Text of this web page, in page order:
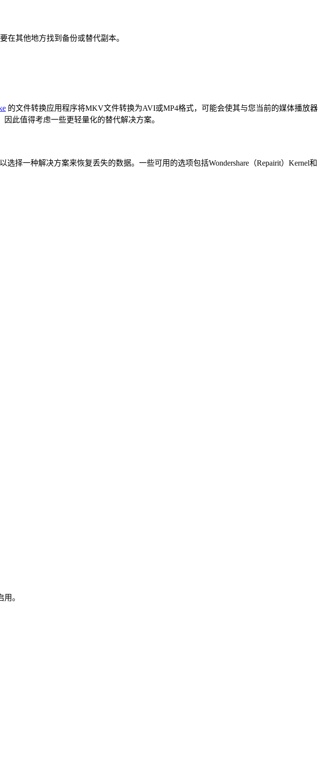
其他地方找到备份或替代副本。
的文件转换应用程序将MKV文件转换为AVI或MP4格式，可能会使其与您当前的媒体播放器
此值得考虑一些更轻量化的替代解决方案。
一种解决方案来恢复丢失的数据。一些可用的选项包括Wondershare（Repairit）Kernel和
。